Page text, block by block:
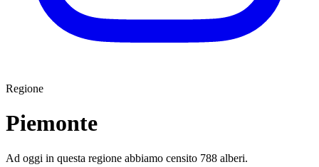
Regione
Piemonte
Ad oggi in questa regione abbiamo censito 788 alberi.